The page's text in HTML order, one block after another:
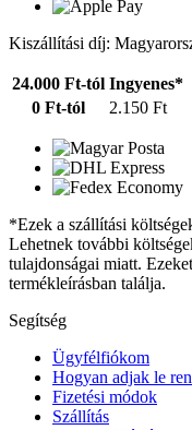
Kiszállítási díj:
24.000 Ft-tól Ingyenes*
0 Ft-tól
2.150 Ft
*Ezek a szállítási
Lehetnek további
tulajdonságai miatt.
termékleírásban találja.
Segítség
Ügyfélfiókom
Hogyan adjak le
Fizetési módok
Szállítás